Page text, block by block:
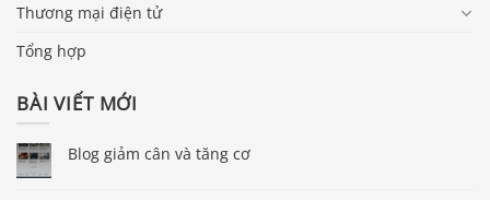
Thương mại điện tử
Tổng hợp
BÀI VIẾT MỚI
Blog giảm cân và tăng cơ